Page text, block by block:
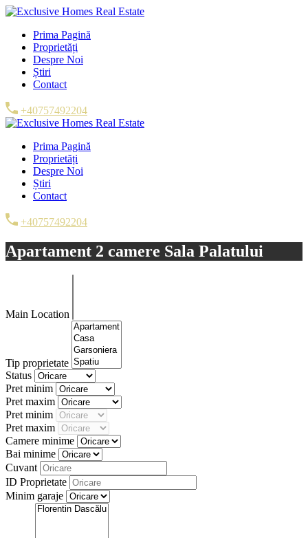
Prima Pagină
Proprietăți
Despre Noi
Știri
Contact
+40757492204
Prima Pagină
Proprietăți
Despre Noi
Știri
Contact
+40757492204
Apartament 2 camere Sala Palatului
Main Location
Tip proprietate
Status
Pret minim
Pret maxim
Pret minim
Pret maxim
Camere minime
Bai minime
Cuvant
ID Proprietate
Minim garaje